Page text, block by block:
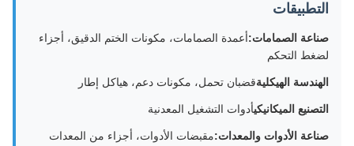
التطبيقات
صناعة الصمامات:أعمدة الصمامات، مكونات الختم الدقيق، أجزاء
لضغط التحكم
الهندسة الهيكليةقضبان تحمل، مكونات دعم، هياكل إطار
التصنيع الميكانيكيأدوات التشغيل المعدنية
صناعة الأدوات والمعدات:مقبضات الأدوات، أجزاء من المعدات